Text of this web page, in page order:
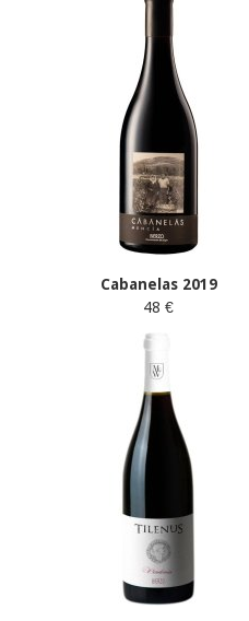
Cabanelas 2019
48 €